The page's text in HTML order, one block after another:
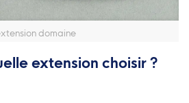
domaine
extension choisir ?